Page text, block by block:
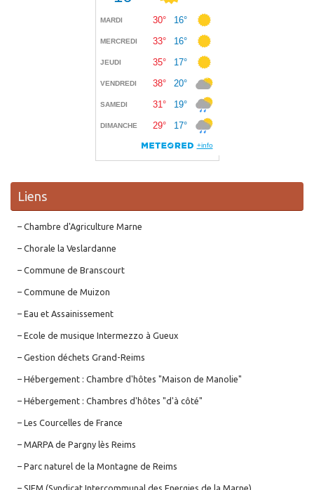
Liens
– Chambre d'Agriculture Marne
– Chorale la Veslardanne
– Commune de Branscourt
– Commune de Muizon
– Eau et Assainissement
– Ecole de musique Intermezzo à Gueux
– Gestion déchets Grand-Reims
– Hébergement : Chambre d'hôtes "Maison de Manolie"
– Hébergement : Chambres d'hôtes "d'à côté"
– Les Courcelles de France
– MARPA de Pargny lès Reims
– Parc naturel de la Montagne de Reims